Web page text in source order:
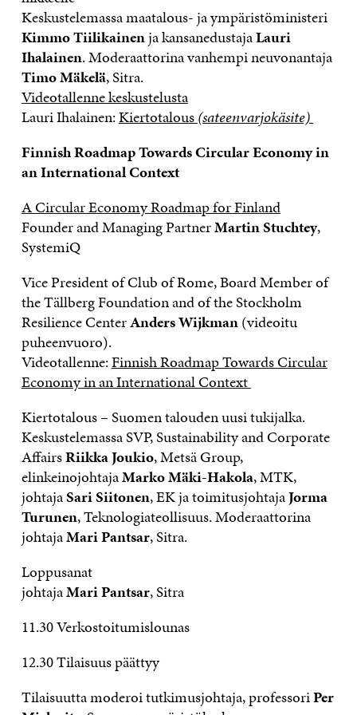
Keskustelemassa maatalous- ja ympäristöministeri
Kimmo Tiilikainenja kansanedustajaLauri
Ihalainen. Moderaattorina vanhempi neuvonantaja
Timo Mäkelä, Sitra.
Videotallenne keskustelusta
Lauri Ihalainen:Kiertotalous(sateenvarjokäsite)
Finnish Roadmap Towards Circular Economy in
an International Context
A Circular Economy Roadmap for Finland
Founder and Managing PartnerMartin Stuchtey,
SystemiQ
Vice President of Club of Rome, Board Member of
the Tällberg Foundation and of the Stockholm
Resilience CenterAnders Wijkman(videoitu
puheenvuoro).
Videotallenne:Finnish Roadmap Towards Circular
Economy in an International Context
Kiertotalous – Suomen talouden uusi tukijalka.
Keskustelemassa SVP, Sustainability and Corporate
AffairsRiikka Joukio, Metsä Group,
elinkeinojohtajaMarko Mäki-Hakola, MTK,
johtajaSari Siitonen, EK ja toimitusjohtajaJorma
Turunen, Teknologiateollisuus. Moderaattorina
johtajaMari Pantsar, Sitra.
Loppusanat
johtajaMari Pantsar, Sitra
11.30 Verkostoitumislounas
12.30 Tilaisuus päättyy
Tilaisuutta moderoi tutkimusjohtaja, professoriPer